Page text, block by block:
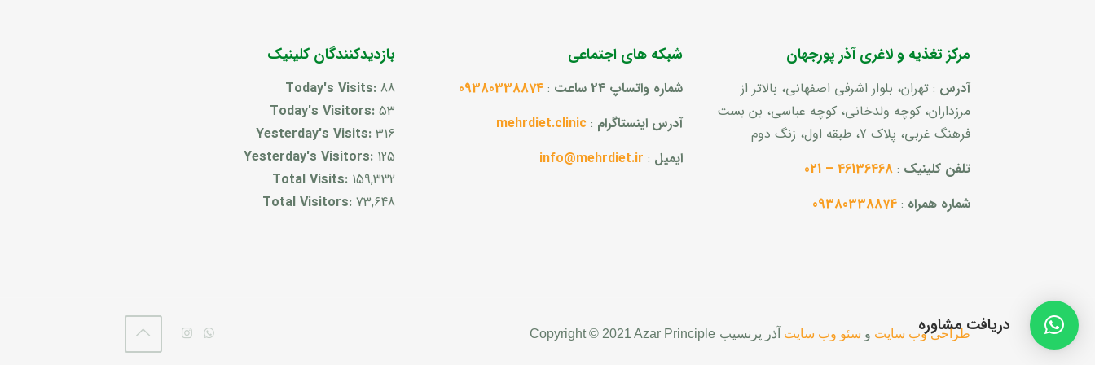
مرکز تغذیه و لاغری آذر پورجهان
آدرس : تهران، بلوار اشرفی اصفهانی، بالاتر از
مرزداران، کوچه ولدخانی، کوچه عباسی، بن بست
فرهنگ غربی، پلاک 7، طبقه اول، زنگ دوم
تلفن کلینیک :
46136468 – 021
شماره همراه :
09380338874
شبکه های اجتماعی
شماره واتساپ 24 ساعت :
09380338874
آدرس اینستاگرام :
mehrdiet.clinic
ایمیل :
info@mehrdiet.ir
بازدیدکنندگان کلینیک
Today's Visits: 88
Today's Visitors: 53
Yesterday's Visits: 316
Yesterday's Visitors: 125
Total Visits: 159,332
Total Visitors: 73,648
طراحی وب سایت و سئو وب سایت آذر پرنسیب Copyright © 2021 Azar Principle دریافت مشاوره